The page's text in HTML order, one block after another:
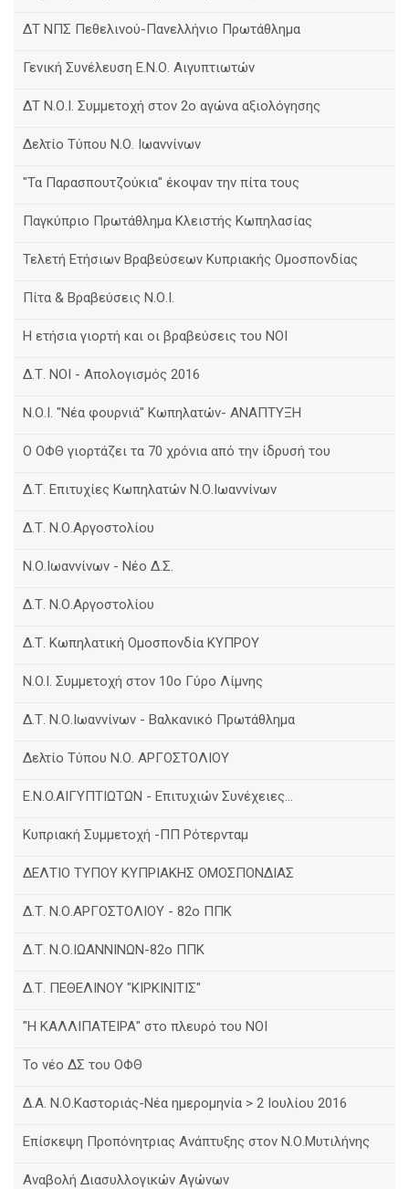
ΔΤ ΝΠΣ Πεθελινού-Πανελλήνιο Πρωτάθλημα
Γενική Συνέλευση Ε.Ν.Ο. Αιγυπτιωτών
ΔΤ Ν.Ο.Ι. Συμμετοχή στον 2ο αγώνα αξιολόγησης
Δελτίο Τύπου Ν.Ο. Ιωαννίνων
"Τα Παρασπουτζούκια" έκοψαν την πίτα τους
Παγκύπριο Πρωτάθλημα Κλειστής Κωπηλασίας
Τελετή Ετήσιων Βραβεύσεων Κυπριακής Ομοσπονδίας
Πίτα & Βραβεύσεις Ν.Ο.Ι.
Η ετήσια γιορτή και οι βραβεύσεις του ΝΟΙ
Δ.Τ. ΝΟΙ - Απολογισμός 2016
Ν.Ο.Ι. "Νέα φουρνιά" Κωπηλατών- ΑΝΑΠΤΥΞΗ
Ο ΟΦΘ γιορτάζει τα 70 χρόνια από την ίδρυσή του
Δ.Τ. Επιτυχίες Κωπηλατών Ν.Ο.Ιωαννίνων
Δ.Τ. Ν.Ο.Αργοστολίου
Ν.Ο.Ιωαννίνων - Νέο Δ.Σ.
Δ.Τ. Ν.Ο.Αργοστολίου
Δ.Τ. Κωπηλατική Ομοσπονδία ΚΥΠΡΟΥ
N.O.I. Συμμετοχή στον 10ο Γύρο Λίμνης
Δ.Τ. Ν.Ο.Ιωαννίνων - Βαλκανικό Πρωτάθλημα
Δελτίο Τύπου Ν.Ο. ΑΡΓΟΣΤΟΛΙΟΥ
E.N.O.AIΓΥΠΤΙΩΤΩΝ - Επιτυχιών Συνέχειες...
Κυπριακή Συμμετοχή -ΠΠ Ρότερνταμ
ΔΕΛΤΙΟ ΤΥΠΟΥ ΚΥΠΡΙΑΚΗΣ ΟΜΟΣΠΟΝΔΙΑΣ
Δ.Τ. Ν.Ο.ΑΡΓΟΣΤΟΛΙΟΥ - 82ο ΠΠΚ
Δ.Τ. Ν.Ο.ΙΩΑΝΝΙΝΩΝ-82ο ΠΠΚ
Δ.Τ. ΠΕΘΕΛΙΝΟΥ "ΚΙΡΚΙΝΙΤΙΣ"
"Η ΚΑΛΛΙΠΑΤΕΙΡΑ" στο πλευρό του ΝΟΙ
Το νέο ΔΣ του ΟΦΘ
Δ.Α. Ν.Ο.Καστοριάς-Νέα ημερομηνία > 2 Ιουλίου 2016
Eπίσκεψη Προπόνητριας Ανάπτυξης στον Ν.Ο.Μυτιλήνης
Αναβολή Διασυλλογικών Αγώνων